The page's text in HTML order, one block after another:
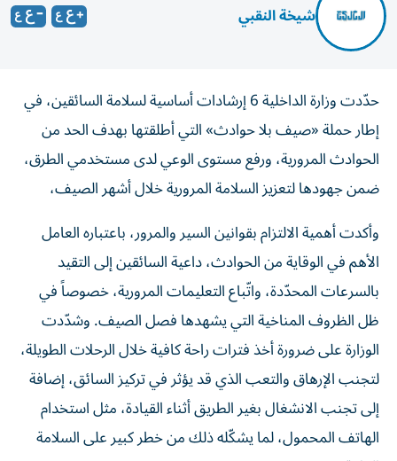
شيخة النقبي
حدّدت وزارة الداخلية 6 إرشادات أساسية لسلامة السائقين، في
إطار حملة «صيف بلا حوادث» التي أطلقتها بهدف الحد من
الحوادث المرورية، ورفع مستوى الوعي لدى مستخدمي الطرق،
ضمن جهودها لتعزيز السلامة المرورية خلال أشهر الصيف،
وأكدت أهمية الالتزام بقوانين السير والمرور، باعتباره العامل
الأهم في الوقاية من الحوادث، داعية السائقين إلى التقيد
بالسرعات المحدّدة، واتّباع التعليمات المرورية، خصوصاً في
ظل الظروف المناخية التي يشهدها فصل الصيف. وشدّدت
الوزارة على ضرورة أخذ فترات راحة كافية خلال الرحلات الطويلة،
لتجنب الإرهاق والتعب الذي قد يؤثر في تركيز السائق، إضافة
إلى تجنب الانشغال بغير الطريق أثناء القيادة، مثل استخدام
الهاتف المحمول، لما يشكّله ذلك من خطر كبير على السلامة